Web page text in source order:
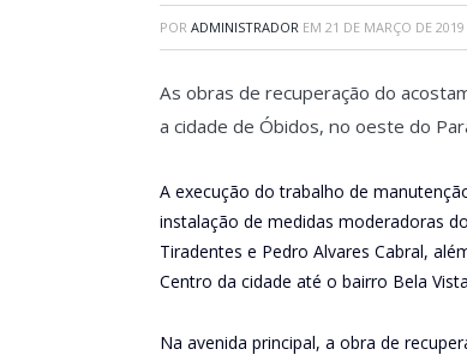
POR ADMINISTRADOR EM 21 DE MARÇO DE 2019
As obras de recuperação do
a cidade de Óbidos, no oeste do
A execução do trabalho de
instalação de medidas moderadoras
Tiradentes e Pedro Alvares Cabral,
Centro da cidade até o bairro Bela
Na avenida principal, a obra de